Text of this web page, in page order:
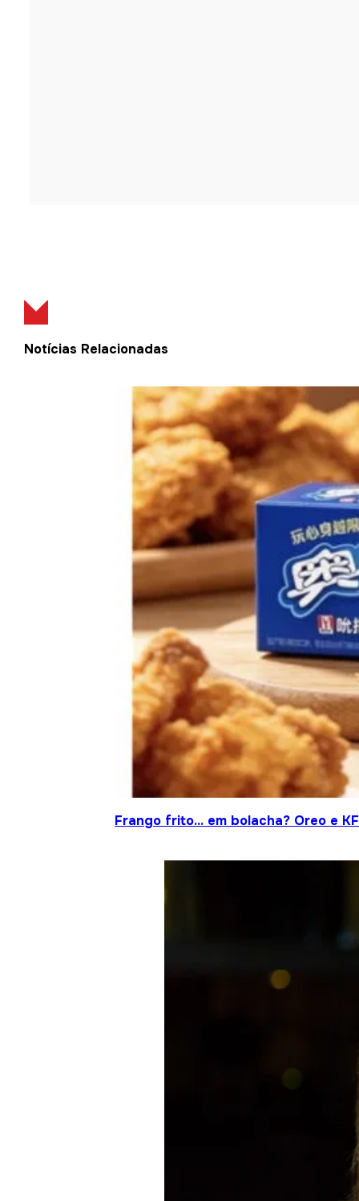
Notícias Relacionadas
Frango frito… em bolacha? Oreo e